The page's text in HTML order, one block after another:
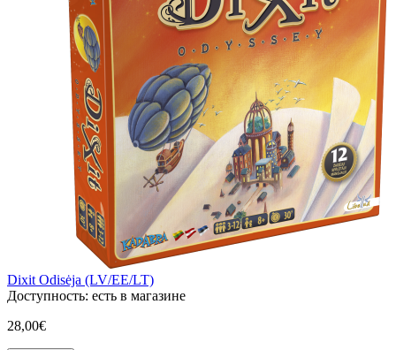
Dixit Odisėja (LV/EE/LT)
Доступность: есть в магазине
28,00€